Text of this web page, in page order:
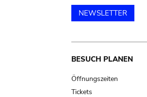
NEWSLETTER
Main
navigation
BESUCH PLANEN
Öffnungszeiten
Tickets